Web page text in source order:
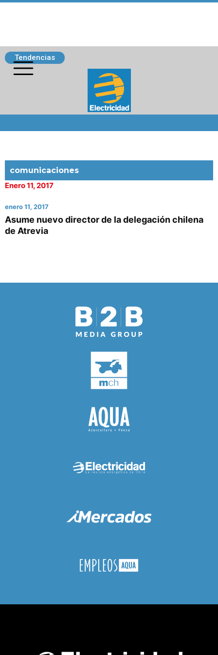
Tendencias
comunicaciones
Enero 11, 2017
enero 11, 2017
Asume nuevo director de la delegación chilena
de Atrevia